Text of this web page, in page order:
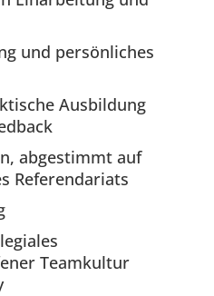
und persönliches
Ausbildung
abgestimmt auf
Referendariats
Teamkultur